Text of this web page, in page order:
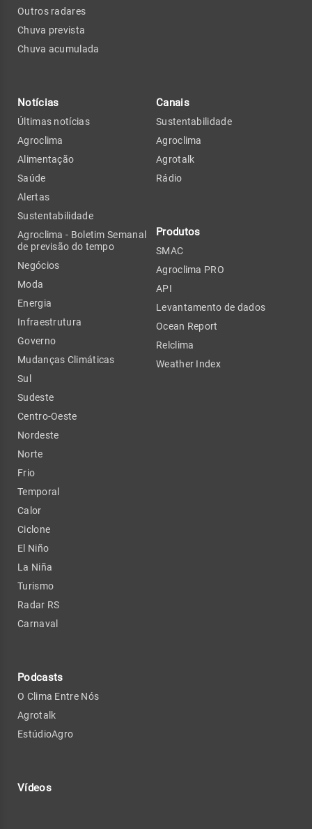
Outros radares
Chuva prevista
Chuva acumulada
Notícias
Últimas notícias
Agroclima
Alimentação
Saúde
Alertas
Sustentabilidade
Agroclima - Boletim Semanal
de previsão do tempo
Negócios
Moda
Energia
Infraestrutura
Governo
Mudanças Climáticas
Sul
Sudeste
Centro-Oeste
Nordeste
Norte
Frio
Temporal
Calor
Ciclone
El Niño
La Niña
Turismo
Radar RS
Carnaval
Podcasts
O Clima Entre Nós
Agrotalk
EstúdioAgro
Vídeos
Canais
Sustentabilidade
Agroclima
Agrotalk
Rádio
Produtos
SMAC
Agroclima PRO
API
Levantamento de dados
Ocean Report
Relclima
Weather Index